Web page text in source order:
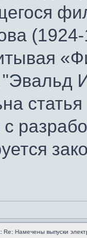
с
Re: Намечены выпуски